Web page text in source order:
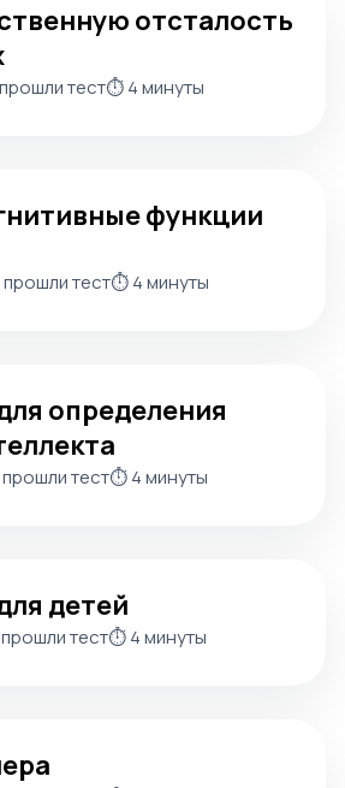
отсталость
тест⏱️ 4 минуты
функции
тест⏱️ 4 минуты
определения
тест⏱️ 4 минуты
детей
тест⏱️ 4 минуты